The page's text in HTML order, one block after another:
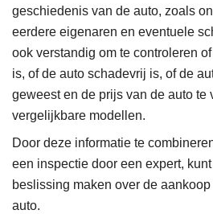
geschiedenis van de auto, zoals
eerdere eigenaren en eventuele
ook verstandig om te controleren
is, of de auto schadevrij is, of de
geweest en de prijs van de auto te
vergelijkbare modellen.
Door deze informatie te
een inspectie door een expert,
beslissing maken over de
auto.